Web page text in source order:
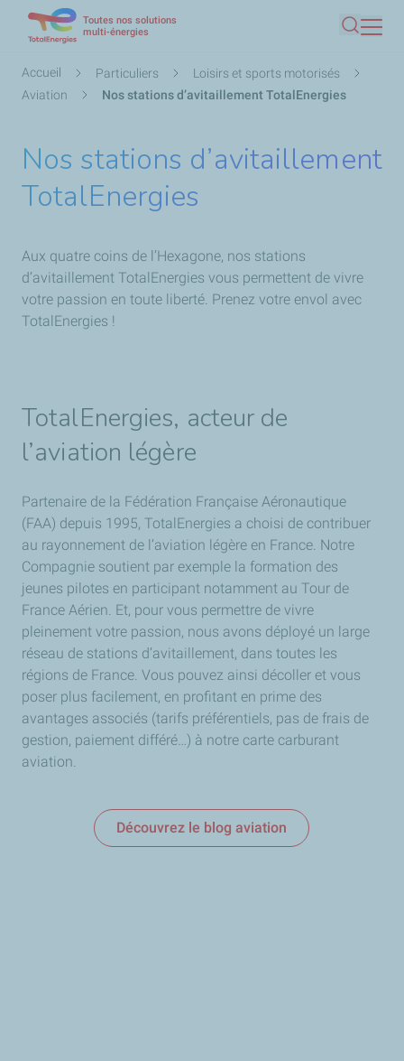
contenu
principal
Toutes nos solutions
multi-énergies
Fil
d'Ariane
Accueil Particuliers
Loisirs et sports motorisés
Aviation
Nos stations d’avitaillement TotalEnergies
Nos stations d’avitaillement
TotalEnergies
Aux quatre coins de l’Hexagone, nos stations
d’avitaillement TotalEnergies vous permettent de vivre
votre passion en toute liberté. Prenez votre envol avec
TotalEnergies !
TotalEnergies, acteur de
l’aviation légère
Partenaire de la Fédération Française Aéronautique
(FAA) depuis 1995, TotalEnergies a choisi de contribuer
au rayonnement de l’aviation légère en France. Notre
Compagnie soutient par exemple la formation des
jeunes pilotes en participant notamment au Tour de
France Aérien. Et, pour vous permettre de vivre
pleinement votre passion, nous avons déployé un large
réseau de stations d’avitaillement, dans toutes les
régions de France. Vous pouvez ainsi décoller et vous
poser plus facilement, en profitant en prime des
avantages associés (tarifs préférentiels, pas de frais de
gestion, paiement différé…) à notre carte carburant
aviation.
Découvrez le blog aviation